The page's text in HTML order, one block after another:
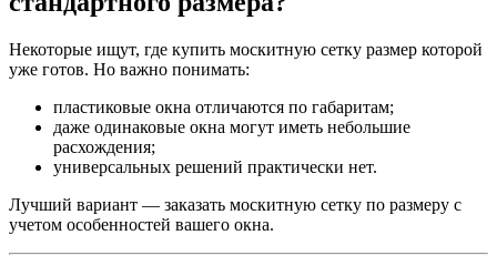
Некоторые ищут, где купить москитную сетку размер которой
уже готов. Но важно понимать:
пластиковые окна отличаются по габаритам;
даже одинаковые окна могут иметь небольшие
расхождения;
универсальных решений практически нет.
Лучший вариант — заказать москитную сетку по размеру с
учетом особенностей вашего окна.